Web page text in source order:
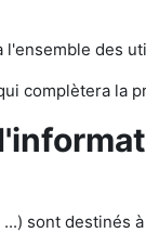
l'ensemble des
complètera la
sont destinés